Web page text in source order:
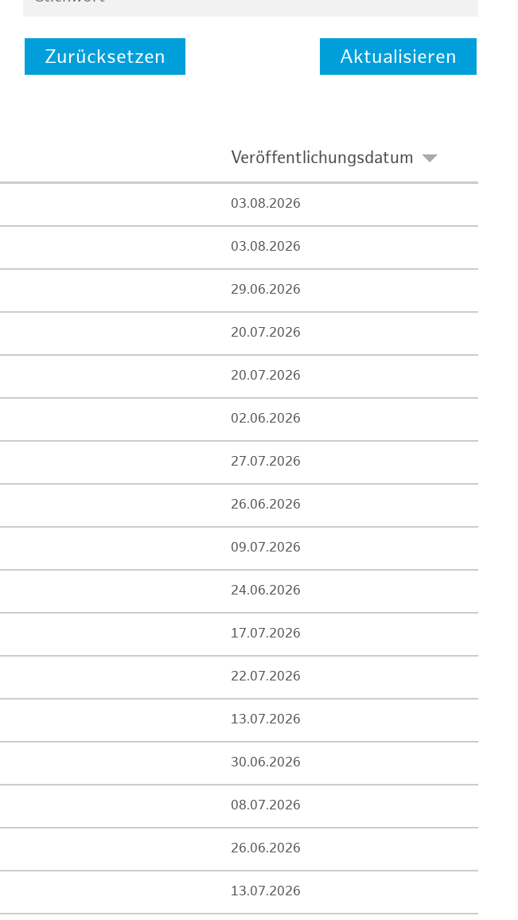
Zurücksetzen Aktualisieren
Veröffentlichungsdatum
03.08.2026
03.08.2026
29.06.2026
20.07.2026
20.07.2026
02.06.2026
27.07.2026
26.06.2026
09.07.2026
24.06.2026
17.07.2026
22.07.2026
13.07.2026
30.06.2026
08.07.2026
26.06.2026
13.07.2026